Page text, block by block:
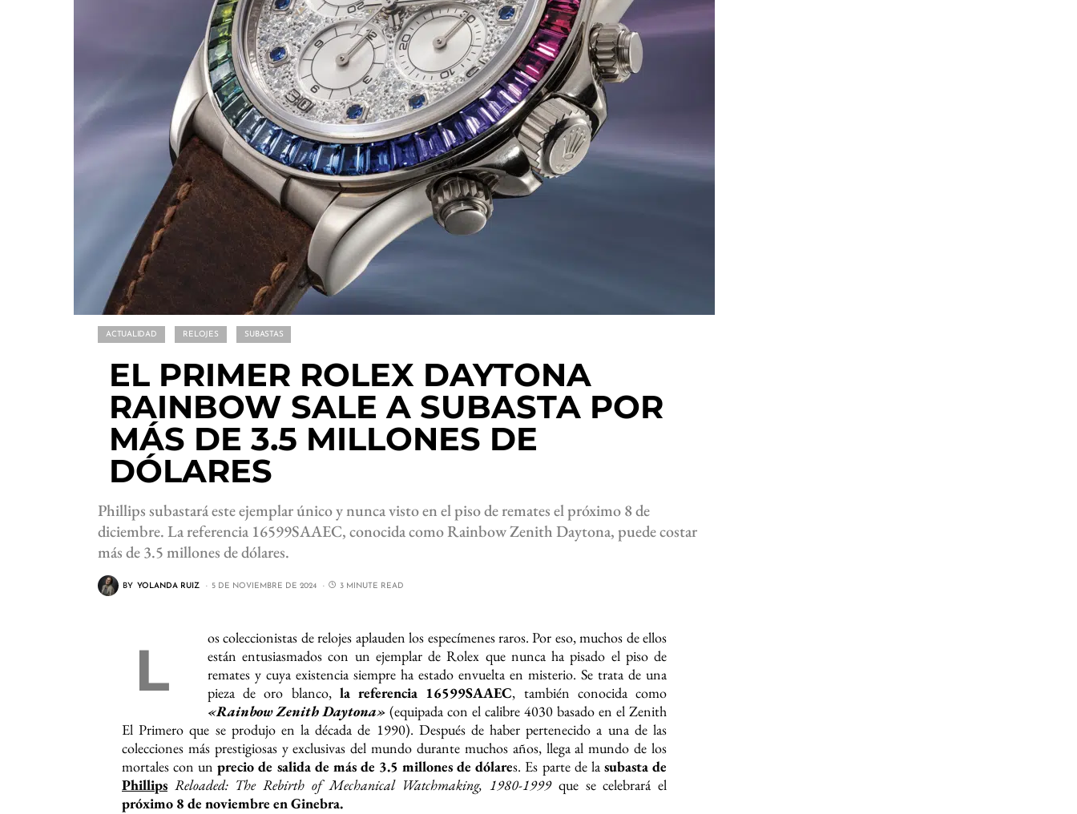
ACTUALIDAD RELOJES SUBASTAS
EL PRIMER ROLEX DAYTONA
RAINBOW SALE A SUBASTA POR
MÁS DE 3.5 MILLONES DE
DÓLARES
Phillips subastará este ejemplar único y nunca visto en el piso de remates el próximo 8 de
diciembre. La referencia 16599SAAEC, conocida como Rainbow Zenith Daytona, puede costar
más de 3.5 millones de dólares.
BY YOLANDA RUIZ 5 DE NOVIEMBRE DE 2024 3 MINUTE READ
L
os coleccionistas de relojes aplauden los especímenes raros. Por eso, muchos de ellos
están entusiasmados con un ejemplar de Rolex que nunca ha pisado el piso de
remates y cuya existencia siempre ha estado envuelta en misterio. Se trata de una
pieza de oro blanco, la referencia 16599SAAEC, también conocida como
«Rainbow Zenith Daytona» (equipada con el calibre 4030 basado en el Zenith
El Primero que se produjo en la década de 1990). Después de haber pertenecido a una de las
colecciones más prestigiosas y exclusivas del mundo durante muchos años, llega al mundo de los
mortales con unprecio de salida de más de 3.5 millones de dólares. Es parte de lasubasta de
Phillips Reloaded: The Rebirth of Mechanical Watchmaking, 1980-1999que se celebrará el
próximo 8 de noviembre en Ginebra.